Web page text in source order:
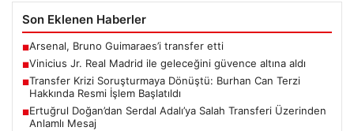
Son Eklenen Haberler
■Arsenal, Bruno Guimaraes’i transfer etti
■Vinicius Jr. Real Madrid ile geleceğini güvence altına aldı
■Transfer Krizi Soruşturmaya Dönüştü: Burhan Can Terzi
Hakkında Resmi İşlem Başlatıldı
■Ertuğrul Doğan’dan Serdal Adalı’ya Salah Transferi Üzerinden
Anlamlı Mesaj